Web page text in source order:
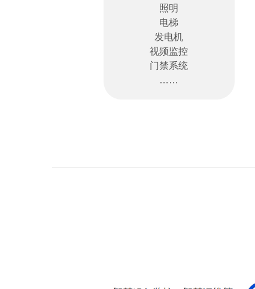
照明
电梯
发电机
视频监控
门禁系统
……